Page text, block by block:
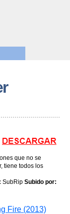
que no se
tiene todos los
SubRip Subido por:
Fire (2013)